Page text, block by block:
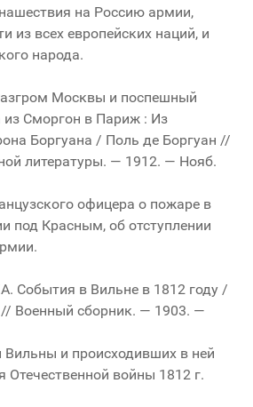
на Россию армии,
из всех европейских наций, и
народа.
Москвы и поспешный
из Сморгон в Париж : Из
Боргуана / Поль де Боргуан //
литературы. — 1912. — Нояб.
офицера о пожаре в
под Красным, об отступлении
События в Вильне в 1812 году /
// Военный сборник. — 1903. —
Вильны и происходивших в ней
Отечественной войны 1812 г.